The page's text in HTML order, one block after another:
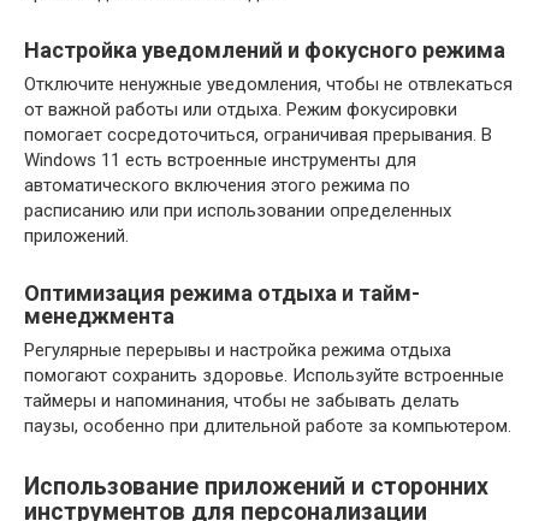
Настройка уведомлений и фокусного режима
Отключите ненужные уведомления, чтобы не отвлекаться
от важной работы или отдыха. Режим фокусировки
помогает сосредоточиться, ограничивая прерывания. В
Windows 11 есть встроенные инструменты для
автоматического включения этого режима по
расписанию или при использовании определенных
приложений.
Оптимизация режима отдыха и тайм-
менеджмента
Регулярные перерывы и настройка режима отдыха
помогают сохранить здоровье. Используйте встроенные
таймеры и напоминания, чтобы не забывать делать
паузы, особенно при длительной работе за компьютером.
Использование приложений и сторонних
инструментов для персонализации